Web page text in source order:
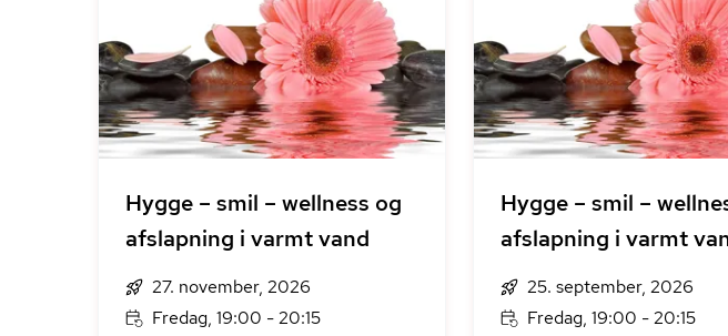
Hygge – smil – wellness og
afslapning i varmt vand
27. november, 2026
Fredag, 19:00 - 20:15
Hygge – smil –
afslapning i varmt
25. september, 2026
Fredag, 19:00 - 20:15